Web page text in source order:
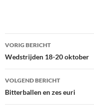
Bericht
navigatie
VORIG BERICHT
Wedstrijden 18-20 oktober
VOLGEND BERICHT
Bitterballen en zes euri